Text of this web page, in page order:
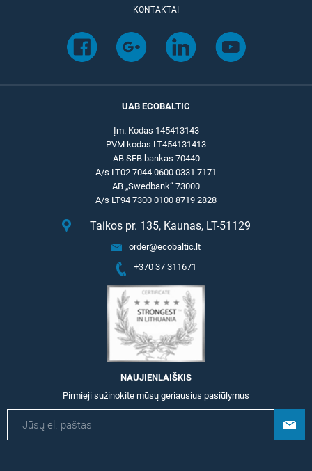
KONTAKTAI
UAB ECOBALTIC
Įm. Kodas 145413143
PVM kodas LT454131413
AB SEB bankas 70440
A/s LT02 7044 0600 0331 7171
AB „Swedbank“ 73000
A/s LT94 7300 0100 8719 2828
Taikos pr. 135, Kaunas, LT-51129
order@ecobaltic.lt
+370 37 311671
NAUJIENLAIŠKIS
Pirmieji sužinokite mūsų geriausius pasiūlymus